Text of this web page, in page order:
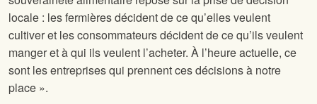
locale : les fermières décident de ce qu’elles veulent
cultiver et les consommateurs décident de ce qu’ils veulent
manger et à qui ils veulent l’acheter. À l’heure actuelle, ce
sont les entreprises qui prennent ces décisions à notre
place ».